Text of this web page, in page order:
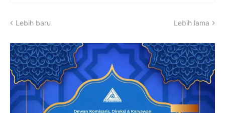
Lebih baru Lebih lama